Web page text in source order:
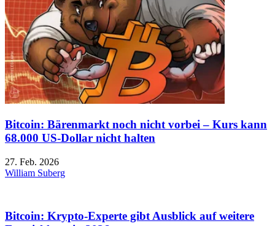
Bitcoin: Bärenmarkt noch nicht vorbei – Kurs kann
68.000 US-Dollar nicht halten
27. Feb. 2026
William Suberg
Bitcoin: Krypto-Experte gibt Ausblick auf weitere